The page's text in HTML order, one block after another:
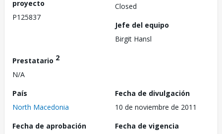
proyecto
P125837
Closed
Jefe del equipo
Birgit Hansl
Prestatario 2
N/A
País
North Macedonia
Fecha de divulgación
10 de noviembre de 2011
Fecha de aprobación
Fecha de vigencia